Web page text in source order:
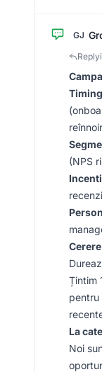
GJ
Timing
(NPS
Țintim
pentru
La
Noi